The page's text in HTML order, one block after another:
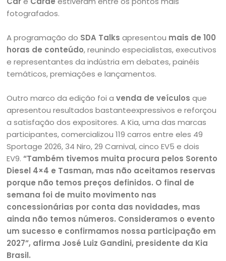
fotografados.
A programação do SDA Talks apresentou mais de 100
horas de conteúdo, reunindo especialistas, executivos
e representantes da indústria em debates, painéis
temáticos, premiações e lançamentos.
Outro marco da edição foi avenda de veículos que
apresentou resultados bastanteexpressivos e reforçou
a satisfação dos expositores. A Kia, uma das marcas
participantes, comercializou 119 carros entre eles 49
Sportage 2026, 34 Niro, 29 Carnival, cinco EV5 e dois
EV9.“Também tivemos muita procura pelos Sorento
Diesel 4×4 e Tasman, mas não aceitamos reservas
porque não temos preços definidos. O final de
semana foi de muito movimento nas
concessionárias por conta das novidades, mas
ainda não temos números. Consideramos o evento
um sucesso e confirmamos nossa participação em
2027”, afirma José Luiz Gandini, presidente da Kia
Brasil.